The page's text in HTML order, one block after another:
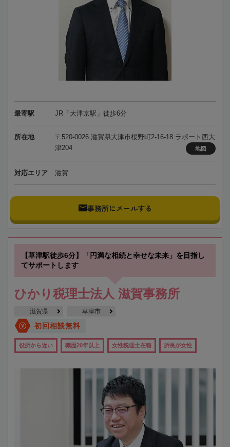
最寄駅 JR「大津京駅」徒歩6分
所在地
〒520-0026 滋賀県大津市桜野町2-16-18 ラポート西大
津204
地図
対応エリア 滋賀
事務所にメールする
【草津駅徒歩6分】「円満な相続と幸せな未来」を目指し
てサポートします
ひかり税理士法人 滋賀事務所
滋賀県 草津市
初回相談無料
役所から近い 職歴20年以上 女性税理士在籍 所長が女性